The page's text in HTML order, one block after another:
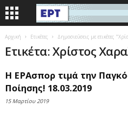
Αρχική Ετικέτες Δημοσιεύσεις με ετικέτες
Ετικέτα: Χρίστος
Η ΕΡΑσπορ τιμά την
Ποίησης! 18.03.2019
15 Μαρτίου 2019